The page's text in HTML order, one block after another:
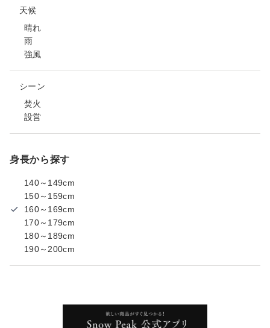
天候
晴れ
雨
強風
シーン
焚火
設営
身長から探す
140～149cm
150～159cm
160～169cm
170～179cm
180～189cm
190～200cm